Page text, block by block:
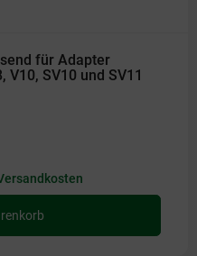
für Adapter
V10, SV10 und SV11